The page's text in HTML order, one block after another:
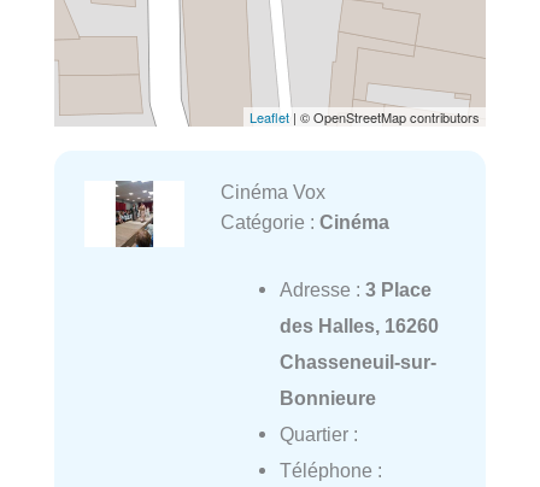
Leaflet | © OpenStreetMap contributors
Cinéma Vox
Catégorie : Cinéma
Adresse : 3 Place
des Halles, 16260
Chasseneuil-sur-
Bonnieure
Quartier :
Téléphone :